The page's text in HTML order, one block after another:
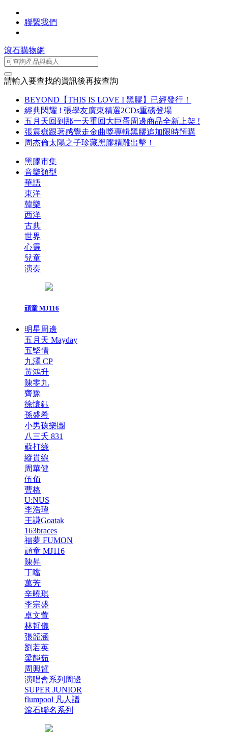
聯繫我們
滾石購物網
請輸入要查找的資訊後再按查詢
BEYOND【THIS IS LOVE I 黑膠】已經發行！
經典閃耀 ! 張學友廣東精選2CDs重磅登場
五月天回到那一天重回大巨蛋周邊商品全新上架 !
張震嶽跟著感覺走金曲獎專輯黑膠追加限時預購
周杰倫太陽之子珍藏黑膠精雕出擊！
黑膠市集
音樂類型
華語
東洋
韓樂
西洋
古典
世界
心靈
兒童
演奏
頑童 MJ116
明星周邊
五月天 Mayday
五堅情
九澤 CP
黃鴻升
陳零九
齊豫
徐懷鈺
孫盛希
小男孩樂團
八三夭 831
蘇打綠
縱貫線
周華健
伍佰
曹格
U:NUS
李浩瑋
王謙Goatak
163braces
福夢 FUMON
頑童 MJ116
陳昇
丁噹
萬芳
辛曉琪
李宗盛
卓文萱
林哲儀
張韶涵
劉若英
梁靜茹
周興哲
演唱會系列周邊
SUPER JUNIOR
flumpool 凡人譜
滾石聯名系列